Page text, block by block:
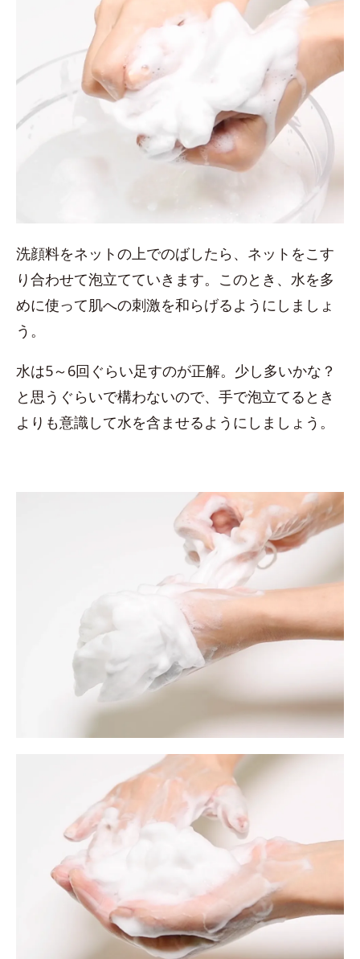
洗顔料をネットの上でのばしたら、ネットをこす
り合わせて泡立てていきます。このとき、水を多
めに使って肌への刺激を和らげるようにしましょ
う。
水は5～6回ぐらい足すのが正解。少し多いかな？
と思うぐらいで構わないので、手で泡立てるとき
よりも意識して水を含ませるようにしましょう。